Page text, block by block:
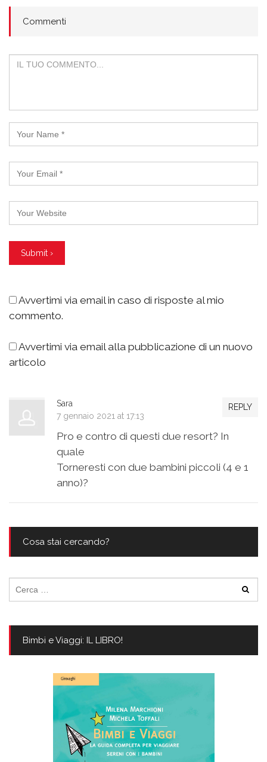
Commenti
Avvertimi via email in caso di risposte al mio
commento.
Avvertimi via email alla pubblicazione di un nuovo
articolo
REPLY
Sara
7 gennaio 2021 at 17:13
Pro e contro di questi due resort? In
quale
Torneresti con due bambini piccoli (4 e 1
anno)?
Cosa stai cercando?
per:
Bimbi e Viaggi: IL LIBRO!